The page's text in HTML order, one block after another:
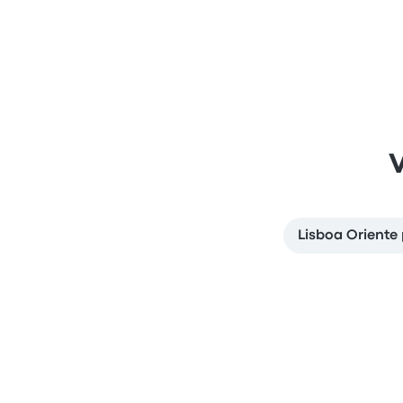
Lisboa Oriente